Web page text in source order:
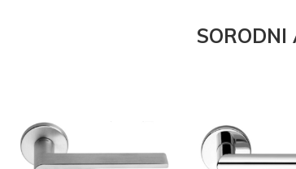
SORODNI